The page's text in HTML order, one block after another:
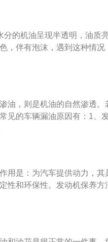
处理即可，将空气滤清器、
水较多，但是不影响正常驾
水，需要更换机油和清理发
，而不是混合的水较多，但
干净，里面清理完毕，在重
的机油呈现半透明，油质亮
，伴有泡沫，遇到这种情况
换机油。2、少量水进入气缸
，甚至直接刺穿气缸。这样
、故障等后遗症。
油，则是机油的自然渗透。
见的车辆漏油原因有：1、
发生位移。2、密封部件安装
，让发动机内部机油压力异
动机部件出现沙眼。5、发
外压力差过大，导致密封
影响破损，无法压力平均完
用是：为汽车提供动力，其
性和环保性。发动机保养方
；3、定期清理水箱水垢；4
动汽车电动机以及混合动力
，是将燃料的化学能转化为